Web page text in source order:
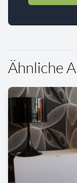
Ähnliche